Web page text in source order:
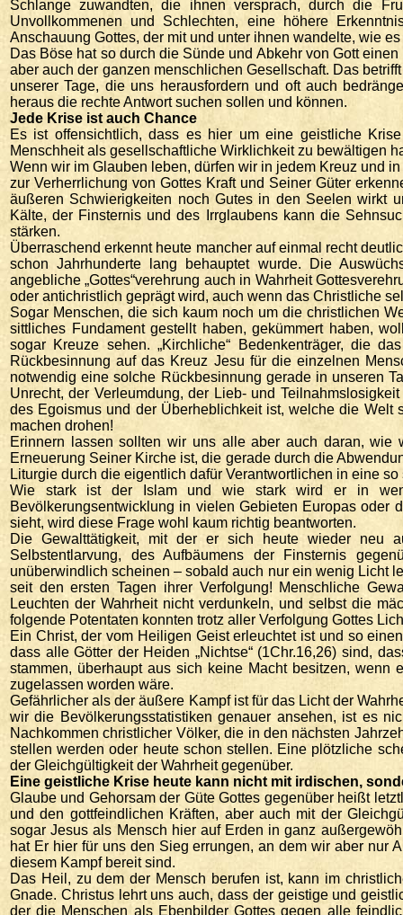
Schlange zuwandten, die ihnen versprach, durch die
Unvollkommenen und Schlechten, eine höhere
Anschauung Gottes, der mit und unter ihnen wandelte, wie
Das Böse hat so durch die Sünde und Abkehr von Gott
aber auch der ganzen menschlichen Gesellschaft. Das
unserer Tage, die uns herausfordern und oft auch
heraus die rechte Antwort suchen sollen und können.
Jede Krise ist auch Chance
Es ist offensichtlich, dass es hier um eine geistliche
Menschheit als gesellschaftliche Wirklichkeit zu bewältigen
Wenn wir im Glauben leben, dürfen wir in jedem Kreuz und
zur Verherrlichung von Gottes Kraft und Seiner Güter
äußeren Schwierigkeiten noch Gutes in den Seelen wirkt
Kälte, der Finsternis und des Irrglaubens kann die
stärken.
Überraschend erkennt heute mancher auf einmal recht
schon Jahrhunderte lang behauptet wurde. Die
angebliche „Gottes“verehrung auch in Wahrheit
oder antichristlich geprägt wird, auch wenn das Christliche
Sogar Menschen, die sich kaum noch um die christlichen
sittliches Fundament gestellt haben, gekümmert haben,
sogar Kreuze sehen. „Kirchliche“ Bedenkenträger, die
Rückbesinnung auf das Kreuz Jesu für die einzelnen
notwendig eine solche Rückbesinnung gerade in unseren
Unrecht, der Verleumdung, der Lieb- und
des Egoismus und der Überheblichkeit ist, welche die Welt
machen drohen!
Erinnern lassen sollten wir uns alle aber auch daran,
Erneuerung Seiner Kirche ist, die gerade durch die
Liturgie durch die eigentlich dafür Verantwortlichen in eine
Wie stark ist der Islam und wie stark wird er in
Bevölkerungsentwicklung in vielen Gebieten Europas
sieht, wird diese Frage wohl kaum richtig beantworten.
Die Gewalttätigkeit, mit der er sich heute wieder neu
Selbstentlarvung, des Aufbäumens der Finsternis
unüberwindlich scheinen – sobald auch nur ein wenig Licht
seit den ersten Tagen ihrer Verfolgung! Menschliche
Leuchten der Wahrheit nicht verdunkeln, und selbst die
folgende Potentaten konnten trotz aller Verfolgung Gottes
Ein Christ, der vom Heiligen Geist erleuchtet ist und so
dass alle Götter der Heiden „Nichtse“ (1Chr.16,26) sind,
stammen, überhaupt aus sich keine Macht besitzen,
zugelassen worden wäre.
Gefährlicher als der äußere Kampf ist für das Licht der
wir die Bevölkerungsstatistiken genauer ansehen, ist es
Nachkommen christlicher Völker, die in den nächsten
stellen werden oder heute schon stellen. Eine plötzliche
der Gleichgültigkeit der Wahrheit gegenüber.
Eine geistliche Krise heute kann nicht mit irdischen,
Glaube und Gehorsam der Güte Gottes gegenüber heißt
und den gottfeindlichen Kräften, aber auch mit der
sogar Jesus als Mensch hier auf Erden in ganz
hat Er hier für uns den Sieg errungen, an dem wir aber nur
diesem Kampf bereit sind.
Das Heil, zu dem der Mensch berufen ist, kann im
Gnade. Christus lehrt uns auch, dass der geistige und
der die Menschen als Ebenbilder Gottes gegen alle